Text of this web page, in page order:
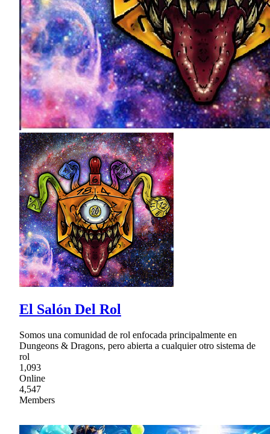
El Salón Del Rol
Somos una comunidad de rol enfocada principalmente en
Dungeons & Dragons, pero abierta a cualquier otro sistema de
rol
1,093
Online
4,547
Members